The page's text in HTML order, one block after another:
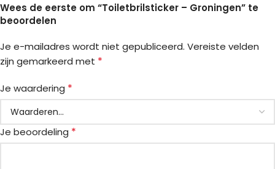
Wees de eerste om “Toiletbrilsticker – Groningen” te
beoordelen
Je e-mailadres wordt niet gepubliceerd. Vereiste velden
zijn gemarkeerd met *
Je waardering *
Je beoordeling *